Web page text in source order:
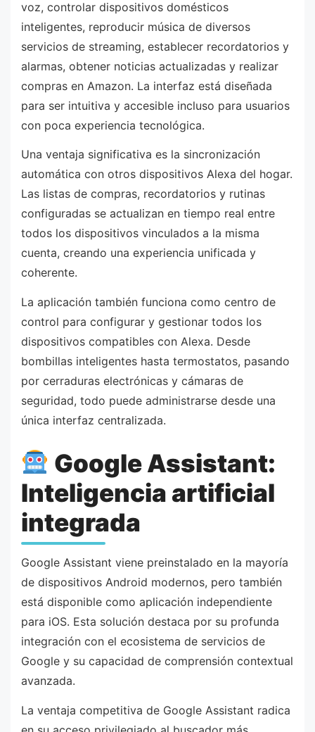
voz, controlar dispositivos domésticos
inteligentes, reproducir música de diversos
servicios de streaming, establecer recordatorios y
alarmas, obtener noticias actualizadas y realizar
compras en Amazon. La interfaz está diseñada
para ser intuitiva y accesible incluso para usuarios
con poca experiencia tecnológica.
Una ventaja significativa es la sincronización
automática con otros dispositivos Alexa del hogar.
Las listas de compras, recordatorios y rutinas
configuradas se actualizan en tiempo real entre
todos los dispositivos vinculados a la misma
cuenta, creando una experiencia unificada y
coherente.
La aplicación también funciona como centro de
control para configurar y gestionar todos los
dispositivos compatibles con Alexa. Desde
bombillas inteligentes hasta termostatos, pasando
por cerraduras electrónicas y cámaras de
seguridad, todo puede administrarse desde una
única interfaz centralizada.
Google Assistant:
Inteligencia artificial
integrada
Google Assistant viene preinstalado en la mayoría
de dispositivos Android modernos, pero también
está disponible como aplicación independiente
para iOS. Esta solución destaca por su profunda
integración con el ecosistema de servicios de
Google y su capacidad de comprensión contextual
avanzada.
La ventaja competitiva de Google Assistant radica